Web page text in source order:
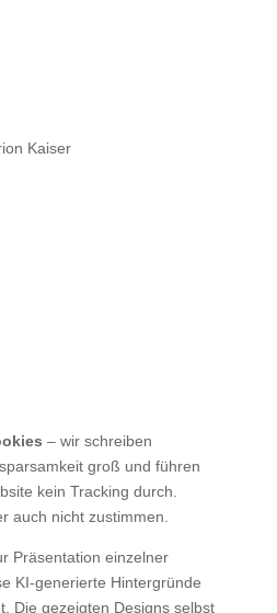
Kaiser
– wir schreiben
groß und führen
kein Tracking durch.
auch nicht zustimmen.
Präsentation einzelner
KI-generierte Hintergründe
Die gezeigten Designs selbst